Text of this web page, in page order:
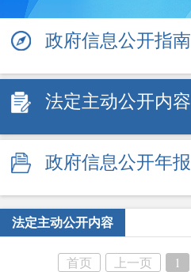
政府信息公开指南
法定主动公开内容
政府信息公开年报
法定主动公开内容
首页 上一页 1